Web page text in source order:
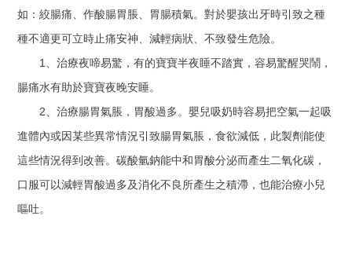
如：絞腸痛、作酸腸胃脹、胃腸積氣。對於嬰孩出牙時引致之種
種不適更可立時止痛安神、減輕病狀、不致發生危險。
1 、治療夜啼易驚，有的寶寶半夜睡不踏實，容易驚醒哭鬧，
腸痛水有助於寶寶夜晚安睡。
2、治療腸胃氣脹，胃酸過多。嬰兒吸奶時容易把空氣一起吸
進體內或因某些異常情況引致腸胃氣脹，食欲減低，此製劑能使
這些情況得到改善。碳酸氫鈉能中和胃酸分泌而產生二氧化碳，
口服可以減輕胃酸過多及消化不良所產生之積滯，也能治療小兒
嘔吐。